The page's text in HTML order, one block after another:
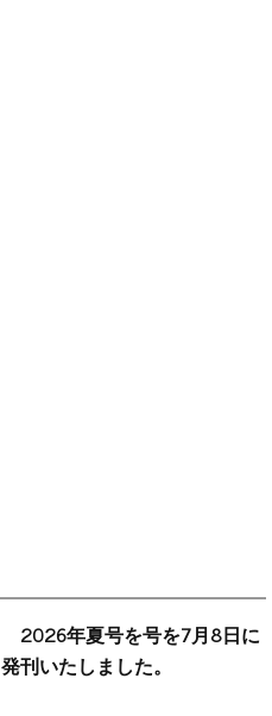
2026年夏号を号を7月8日に
発刊いたしました。